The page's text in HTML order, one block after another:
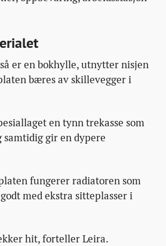
er en bokhylle, utnytter nisjen
bæres av skillevegger i
en tynn trekasse som
gir en dypere
fungerer radiatoren som
med ekstra sitteplasser i
hit, forteller Leira.